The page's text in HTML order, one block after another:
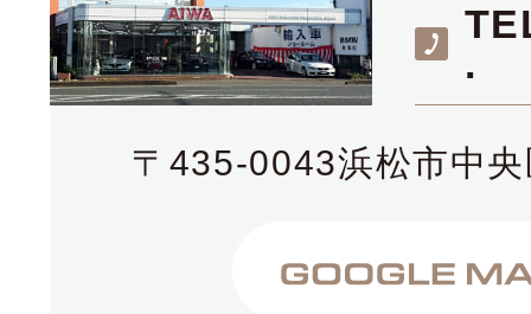
〒435-0043浜松市中
.